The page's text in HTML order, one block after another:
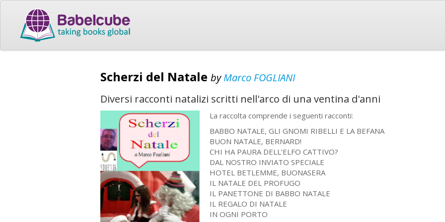
Scherzi del Natale byMarco FOGLIANI
Diversi racconti natalizi scritti nell'arco di una ventina d'anni
La raccolta comprende i seguenti racconti:
BABBO NATALE, GLI GNOMI RIBELLI E LA BEFANA
BUON NATALE, BERNARD!
CHI HA PAURA DELL’ELFO CATTIVO?
DAL NOSTRO INVIATO SPECIALE
HOTEL BETLEMME, BUONASERA
IL NATALE DEL PROFUGO
IL PANETTONE DI BABBO NATALE
IL REGALO DI NATALE
IN OGNI PORTO